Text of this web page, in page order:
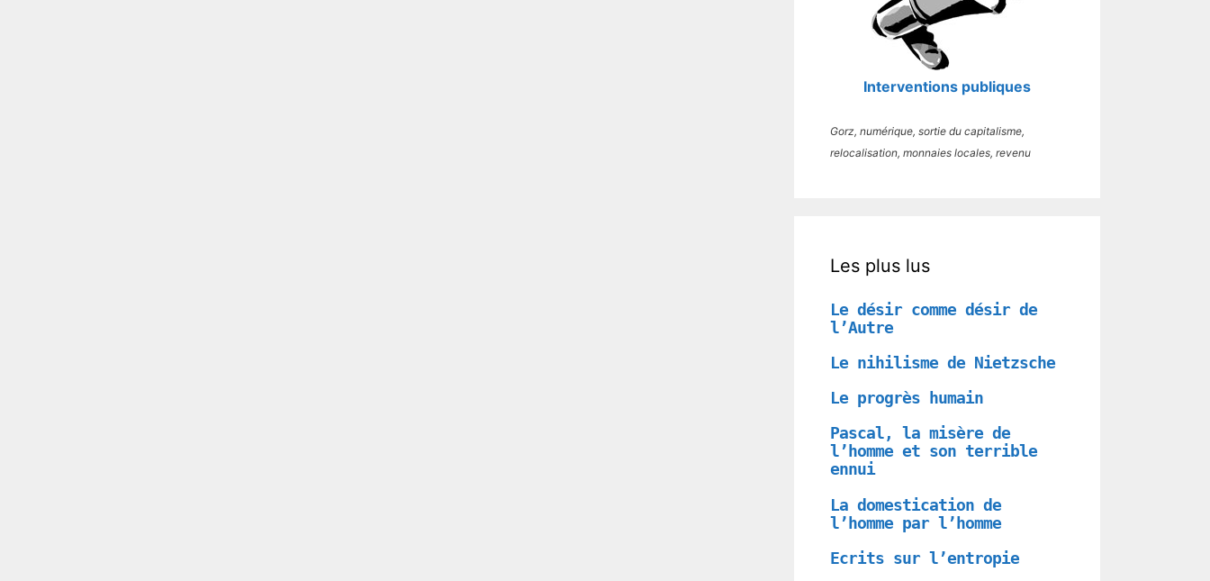
Interventions publiques
Gorz, numérique, sortie du capitalisme,
relocalisation, monnaies locales, revenu
Les plus lus
Le désir comme désir de
l’Autre
Le nihilisme de Nietzsche
Le progrès humain
Pascal, la misère de
l’homme et son terrible
ennui
La domestication de
l’homme par l’homme
Ecrits sur l’entropie